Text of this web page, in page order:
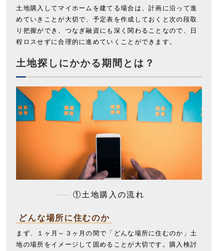
土地購入してマイホームを建てる場合は、計画に沿って進
めていきことが大切で、予定表を作成しておくと次の段取
り把握ができ、つなぎ融資にも深く関わることなので、日
程ロスせずに合理的に進めていくことができます。
土地探しにかかる期間とは？
①土地購入の流れ
どんな場所に住むのか
まず、１ヶ月～３ヶ月の間で「どんな場所に住むのか」土
地の場所をイメージして固めることが大切です。購入検討